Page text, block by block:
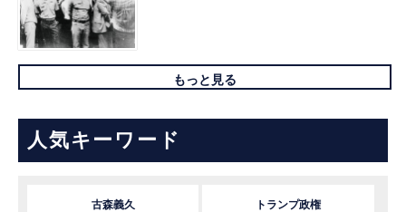
もっと見る
人気キーワード
古森義久 トランプ政権